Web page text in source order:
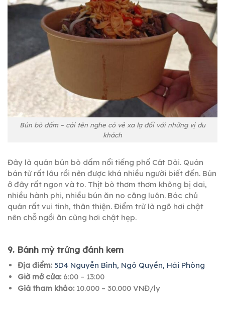
Bún bò dấm – cái tên nghe có vẻ xa lạ đối với những vị du
khách
Đây là quán bún bò dấm nổi tiếng phố Cát Dài. Quán
bán từ rất lâu rồi nên được khá nhiều người biết đến. Bún
ở đây rất ngon và to. Thịt bò thơm thơm không bị dai,
nhiều hành phi, nhiều bún ăn no căng luôn. Bác chủ
quán rất vui tính, thân thiện. Điểm trừ là ngõ hơi chật
nên chỗ ngồi ăn cũng hơi chật hẹp.
9. Bánh mỳ trứng đánh kem
Địa điểm: 5D4 Nguyễn Bình, Ngô Quyền, Hải Phòng
Giờ mở cửa: 6:00 – 13:00
Giá tham khảo: 10.000 – 30.000 VNĐ/ly